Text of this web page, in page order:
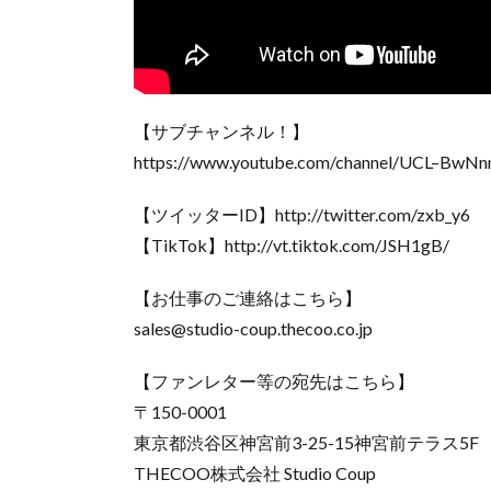
【サブチャンネル！】
https://www.youtube.com/channel/
【ツイッターID】http://twitter.com/zxb_y6
【TikTok】http://vt.tiktok.com/JSH1gB/
【お仕事のご連絡はこちら】
sales@studio-coup.thecoo.co.jp
【ファンレター等の宛先はこちら】
〒150-0001
東京都渋谷区神宮前3-25-15神宮前テラス5F
THECOO株式会社 Studio Coup